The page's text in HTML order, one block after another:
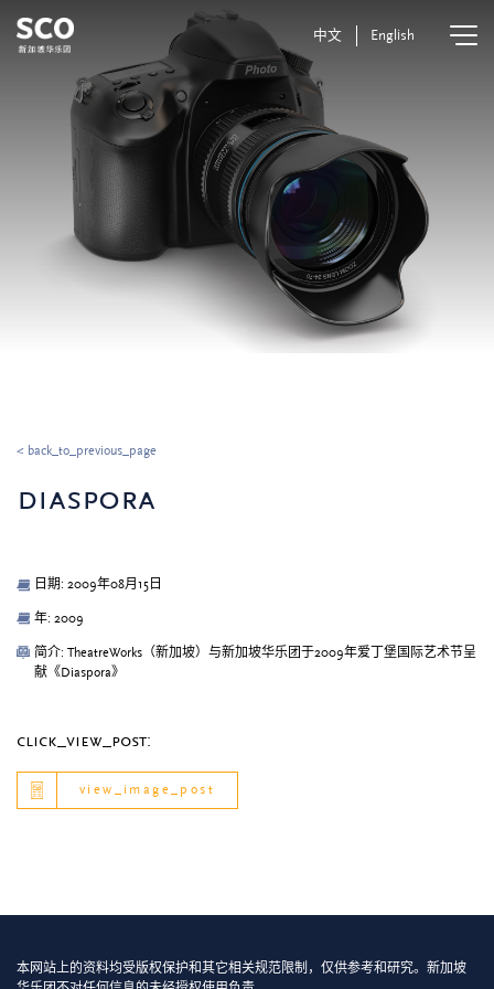
中文 English
< back_to_previous_page
diaspora
日期: 2009年08月15日
年: 2009
简介: TheatreWorks（新加坡）与新加坡华乐团于2009年爱丁堡国际艺术节呈
献《Diaspora》
click_view_post:
view_image_post
本网站上的资料均受版权保护和其它相关规范限制，仅供参考和研究。新加坡